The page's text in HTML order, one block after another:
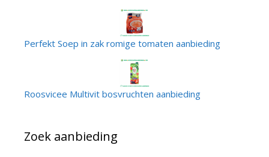
Perfekt Soep in zak romige tomaten aanbieding
Roosvicee Multivit bosvruchten aanbieding
Zoek aanbieding